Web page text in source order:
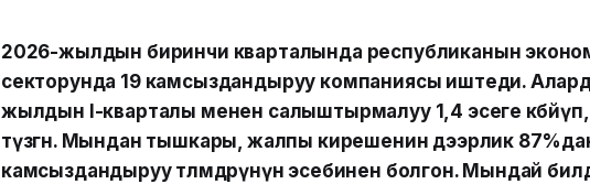
2026-жылдын биринчи кварталында республиканын
секторунда 19 камсыздандыруу компаниясы иштеди.
жылдын I-кварталы менен салыштырмалуу 1,4 эсеге
түзгөн. Мындан тышкары, жалпы кирешенин дээрлик
камсыздандыруу төлөмдөрүнүн эсебинен болгон. Мындай